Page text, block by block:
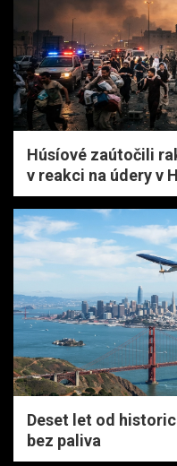
Húsíové zaútočili
v reakci na údery v
Deset let od
bez paliva